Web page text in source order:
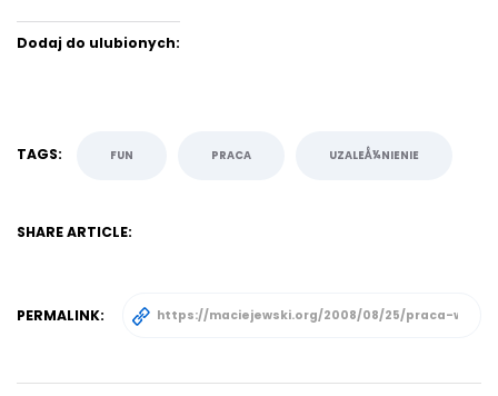
Dodaj do ulubionych:
TAGS: FUN PRACA UZALEÅ¼NIENIE
SHARE ARTICLE:
PERMALINK: